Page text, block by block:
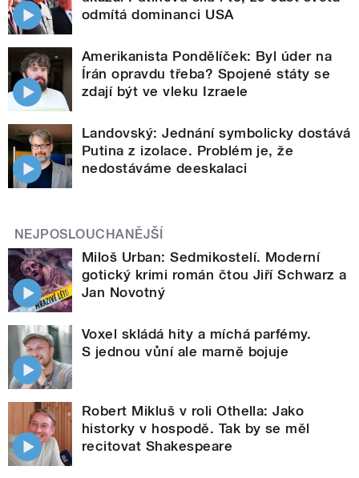
odmítá dominanci USA
Amerikanista Pondělíček: Byl úder na
Írán opravdu třeba? Spojené státy se
zdají být ve vleku Izraele
Landovský: Jednání symbolicky dostává
Putina z izolace. Problém je, že
nedostáváme deeskalaci
NEJPOSLOUCHANĚJŠÍ
Miloš Urban: Sedmikostelí. Moderní
gotický krimi román čtou Jiří Schwarz a
Jan Novotný
Voxel skládá hity a míchá parfémy.
S jednou vůní ale marně bojuje
Robert Mikluš v roli Othella: Jako
historky v hospodě. Tak by se měl
recitovat Shakespeare